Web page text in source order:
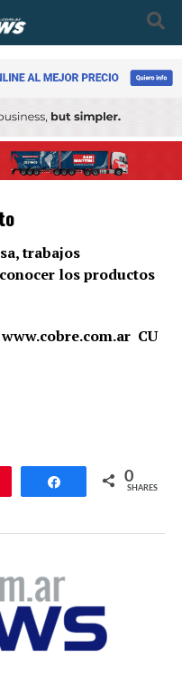
trabajos
los productos
CU
Share 0
SHARES